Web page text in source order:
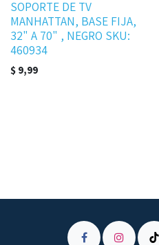
Disponible
SOPORTE DE TV
MANHATTAN, BASE FIJA,
32" A 70" , NEGRO SKU:
460934
$ 9,99